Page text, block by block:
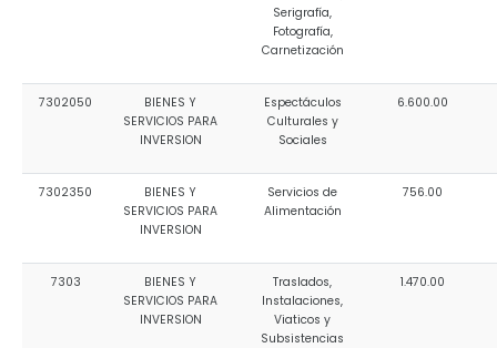
Serigrafía,
Fotografía,
Carnetización
7302050
BIENES Y
SERVICIOS PARA
INVERSION
Espectáculos
Culturales y
Sociales
6.600.00
7302350
BIENES Y
SERVICIOS PARA
INVERSION
Servicios de
Alimentación
756.00
7303
BIENES Y
SERVICIOS PARA
INVERSION
Traslados,
Instalaciones,
Viaticos y
Subsistencias
1.470.00